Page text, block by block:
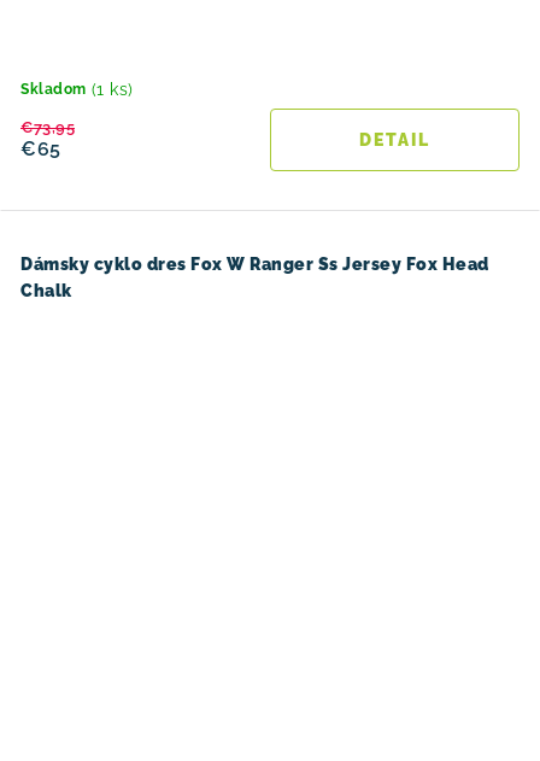
Skladom (1 ks)
€65
€73,95
DETAIL
Dámsky cyklo dres Fox W Ranger Ss Jersey Fox Head
Chalk